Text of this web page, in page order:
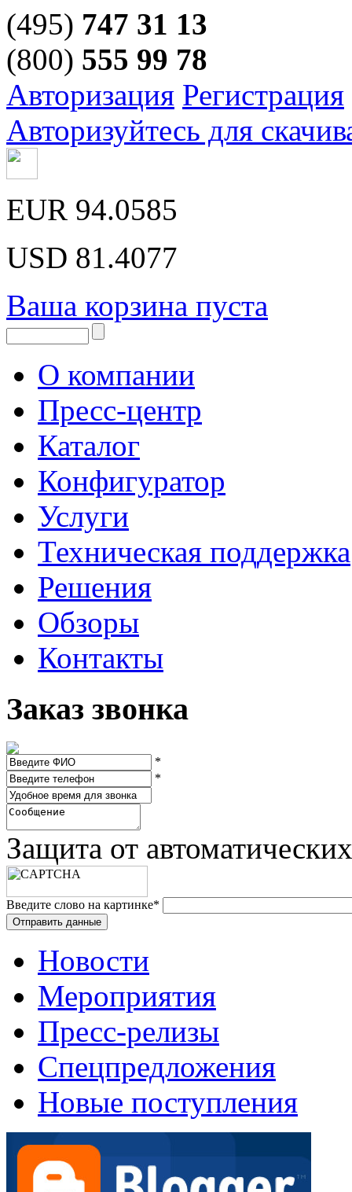
(495) 747 31 13
(800) 555 99 78
Авторизация Регистрация
Авторизуйтесь для
EUR 94.0585
USD 81.4077
Ваша корзина пуста
О компании
Пресс-центр
Каталог
Конфигуратор
Услуги
Техническая поддержка
Решения
Обзоры
Контакты
Заказ звонка
*
*
Защита от
Введите слово на картинке*
Новости
Мероприятия
Пресс-релизы
Спецпредложения
Новые поступления